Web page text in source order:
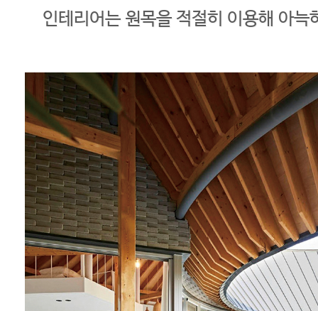
인테리어는 원목을 적절히 이용해 아늑